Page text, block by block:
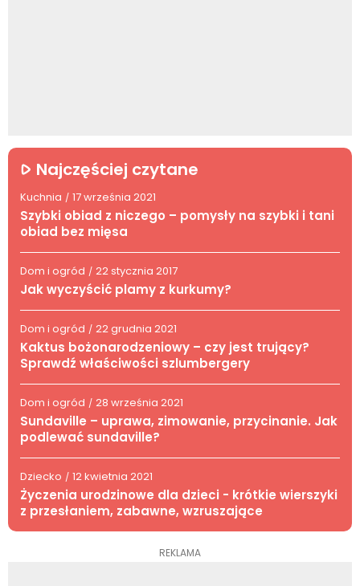
Najczęściej czytane
Kuchnia / 17 września 2021
Szybki obiad z niczego – pomysły na szybki i tani
obiad bez mięsa
Dom i ogród / 22 stycznia 2017
Jak wyczyścić plamy z kurkumy?
Dom i ogród / 22 grudnia 2021
Kaktus bożonarodzeniowy – czy jest trujący?
Sprawdź właściwości szlumbergery
Dom i ogród / 28 września 2021
Sundaville – uprawa, zimowanie, przycinanie. Jak
podlewać sundaville?
Dziecko / 12 kwietnia 2021
Życzenia urodzinowe dla dzieci - krótkie wierszyki
z przesłaniem, zabawne, wzruszające
REKLAMA